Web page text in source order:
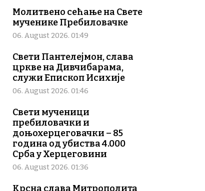
Молитвено сећање на Свете
мученике Пребиловачке
06. August 2026. 01:49
Свети Пантелејмон, слава
цркве на Дивчибарама,
служи Епископ Исихије
06. August 2026. 01:46
Свети мученици
пребиловачки и
доњохерцеговачки – 85
година од убиства 4.000
Срба у Херцеговини
06. August 2026. 01:36
Крсна слава Митрополита